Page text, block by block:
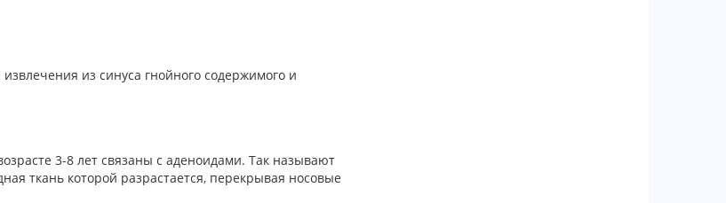
из синуса гнойного содержимого и
3-8 лет связаны с аденоидами. Так называют
ткань которой разрастается, перекрывая носовые